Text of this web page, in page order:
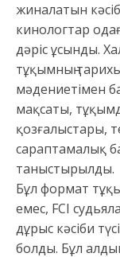
жиналатын
кинологтар
дәріс ұсынды.
тұқымның
мәдениетімен
мақсаты,
қозғалыстары,
сараптамалық
таныстырылды.
Бұл формат
емес, FCI
дұрыс кәсіби
болды. Бұл